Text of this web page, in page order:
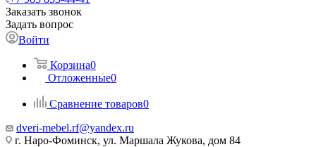
Заказать звонок
Задать вопрос
Войти
Корзина0
Отложенные0
Сравнение товаров0
dveri-mebel.rf@yandex.ru
г. Наро-Фоминск, ул. Маршала Жукова, дом 84